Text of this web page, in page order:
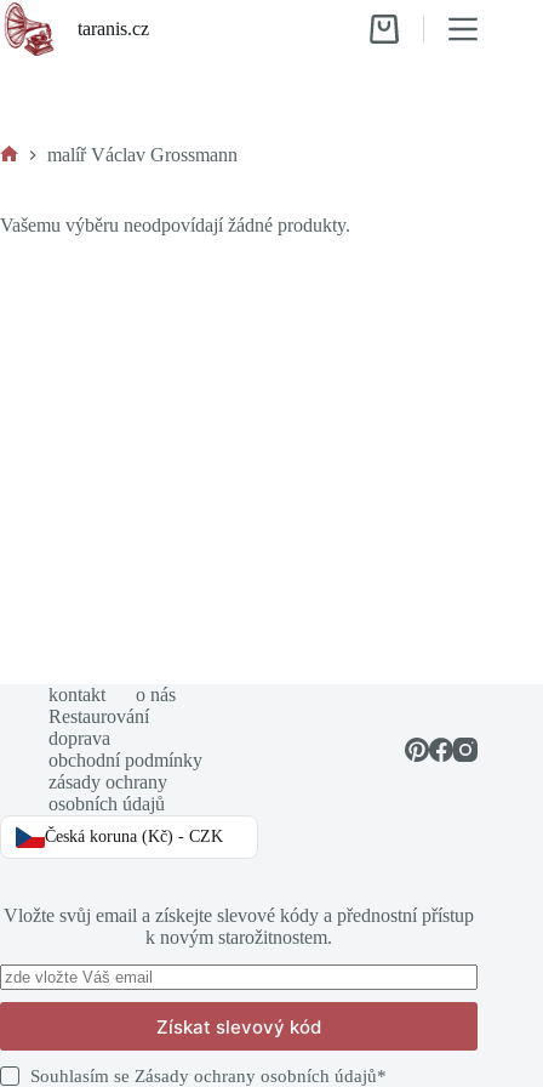
Skip
to
content
taranis.cz
Shopping
malíř Václav Grossmann
Vašemu výběru neodpovídají žádné produkty.
kontakt
o nás
Restaurování
doprava
obchodní podmínky
zásady ochrany
osobních údajů
Česká koruna (Kč) - CZK
Vložte svůj email a získejte slevové kódy a přednostní přístup
k novým starožitnostem.
Získat slevový kód
Souhlasím se Zásady ochrany osobních údajů*